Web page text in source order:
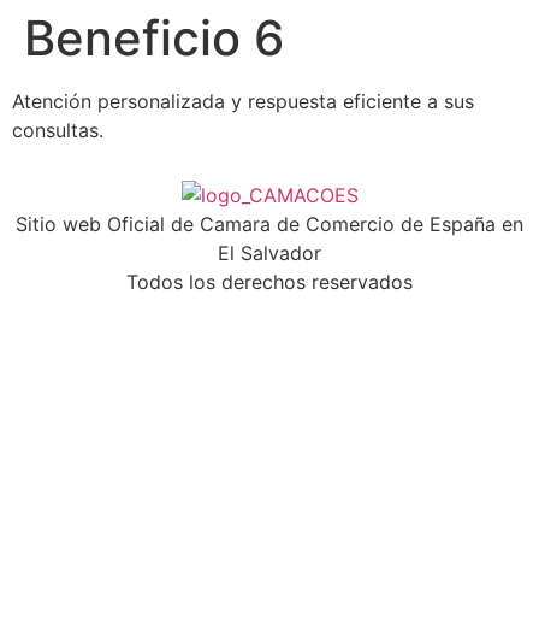
Beneficio 6
Atención personalizada y respuesta eficiente a sus
consultas.
Sitio web Oficial de Camara de Comercio de España en
El Salvador
Todos los derechos reservados